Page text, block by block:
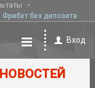
Фрибет без депозита
Вход